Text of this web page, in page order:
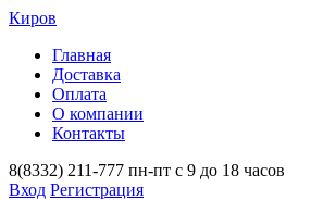
Киров
Главная
Доставка
Оплата
О компании
Контакты
8(8332) 211-777 пн-пт с 9 до 18 часов
Вход Регистрация